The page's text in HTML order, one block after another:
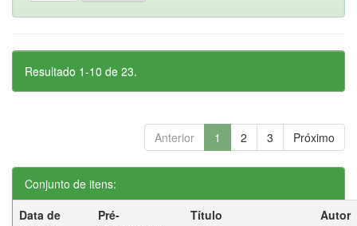
Resultado 1-10 de 23.
Anterior 1 2 3 Próximo
Conjunto de itens:
Data de
Pré-
Título Autor